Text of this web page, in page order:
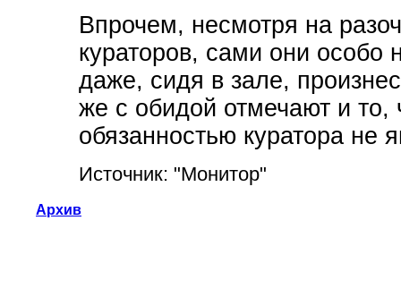
Впрочем, несмотря на
кураторов, сами они особо
даже, сидя в зале,
же с обидой отмечают и то,
обязанностью куратора не
Источник: "Монитор"
Архив